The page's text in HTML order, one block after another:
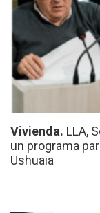
Vivienda. LLA,
un programa
Ushuaia